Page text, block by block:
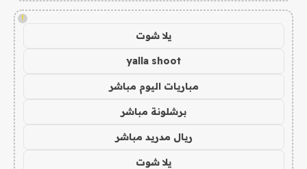
!
يلا شوت
yalla shoot
مباريات اليوم مباشر
برشلونة مباشر
ريال مدريد مباشر
يلا شوت